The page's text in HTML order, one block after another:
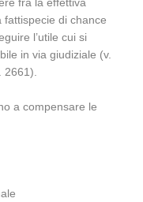
di chance
l’utile cui si
in via giudiziale (v.
a compensare le